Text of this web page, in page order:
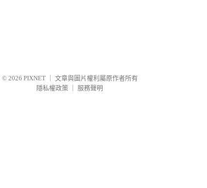
© 2026 PIXNET
文章與圖片權利屬原作者所有
隱私權政策
服務聲明